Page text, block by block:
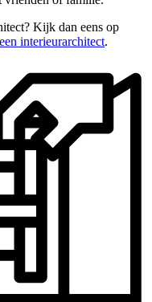
Kijk dan eens op
een interieurarchitect.